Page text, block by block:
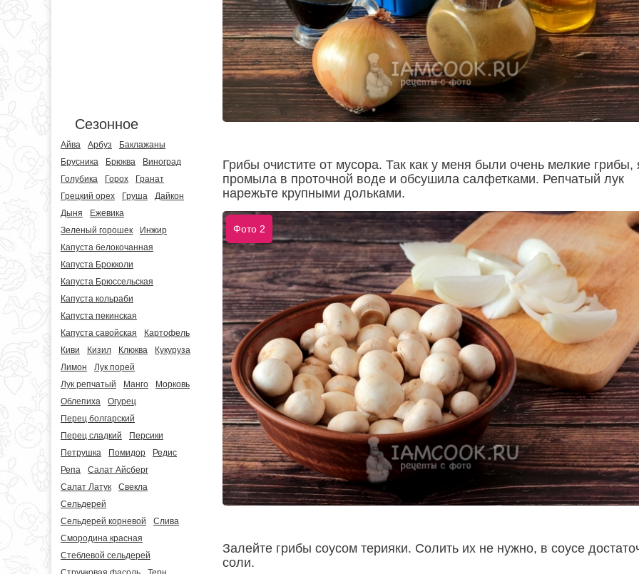
Сезонное
Айва Арбуз
Баклажаны
Брусника
Брюква
Виноград
Голубика
Горох
Гранат
Грецкий орех
Груша
Дайкон
Дыня
Ежевика
Зеленый горошек
Инжир
Капуста белокочанная
Капуста Брокколи
Капуста Брюссельская
Капуста кольраби
Капуста пекинская
Капуста савойская
Картофель
Киви
Кизил Клюква
Кукуруза
Лимон
Лук порей
Лук репчатый
Манго
Морковь
Облепиха
Огурец
Перец болгарский
Перец сладкий
Персики
Петрушка
Помидор
Редис
Репа
Салат Айсберг
Салат Латук
Свекла
Сельдерей
Сельдерей корневой
Слива
Смородина красная
Стеблевой сельдерей
Грибы очистите от мусора. Так как у меня были очень мелкие грибы,
промыла в проточной воде и обсушила салфетками. Репчатый лук
нарежьте крупными дольками.
Фото 2
Залейте грибы соусом терияки. Солить их не нужно, в соусе
соли.